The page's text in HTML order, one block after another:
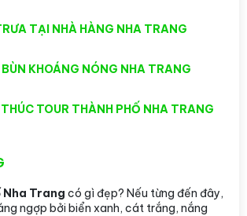
TẠI NHÀ HÀNG NHA TRANG
KHOÁNG NÓNG NHA TRANG
TOUR THÀNH PHỐ NHA TRANG
Nha Trang có gì đẹp? Nếu từng đến đây,
ngợp bởi biển xanh, cát trắng, nắng